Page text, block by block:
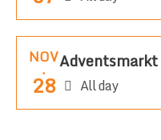
NOV
.
28
Adventsmarkt
All day